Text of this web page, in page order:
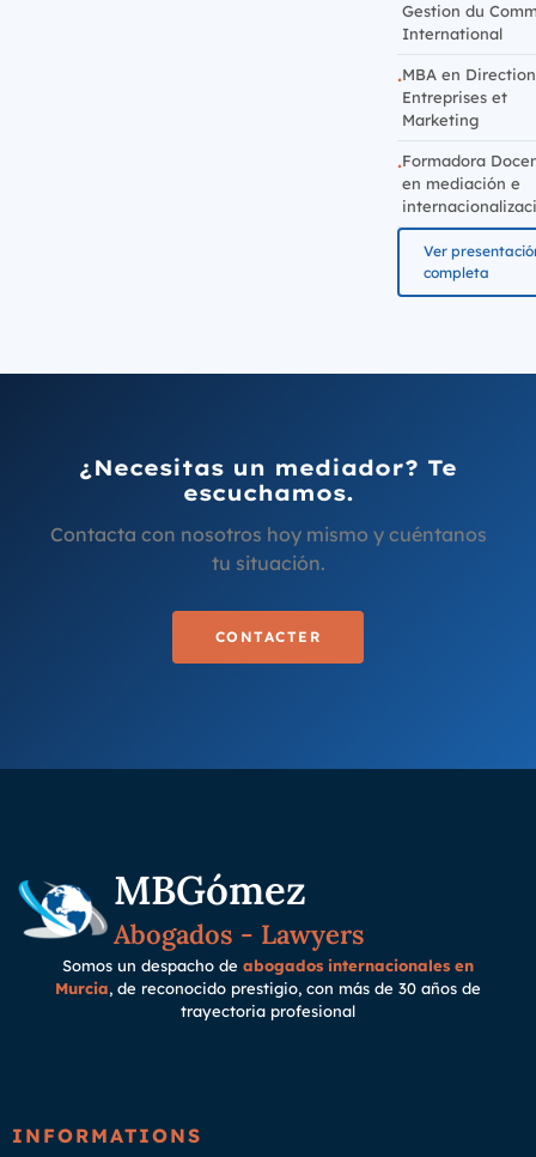
Gestion du
International
MBA en
Entreprises et
Marketing
Formadora
en mediación e
Ver
completa
¿Necesitas un mediador? Te
escuchamos.
Contacta con nosotros hoy mismo y cuéntanos
tu situación.
CONTACTER
MBGómez
Abogados - Lawyers
Somos un despacho de abogados internacionales en
Murcia, de reconocido prestigio, con más de 30 años de
trayectoria profesional
INFORMATIONS